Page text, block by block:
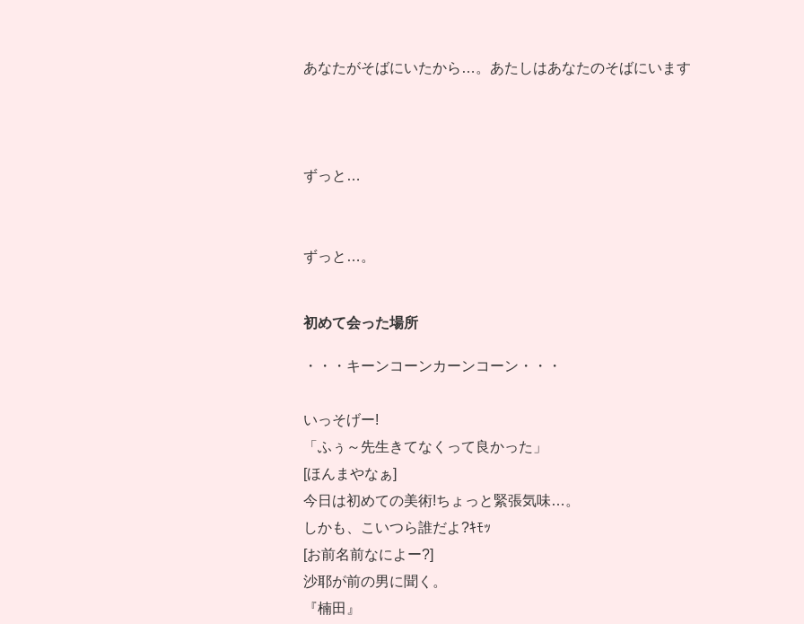
あなたがそばにいたから…。あたしはあなたのそばにいます
ずっと…
ずっと…。
初めて会った場所
・・・キーンコーンカーンコーン・・・
いっそげー!
「ふぅ～先生きてなくって良かった」
[ほんまやなぁ]
今日は初めての美術!ちょっと緊張気味…。
しかも、こいつら誰だよ?ｷﾓｯ
[お前名前なによー?]
沙耶が前の男に聞く。
『楠田』